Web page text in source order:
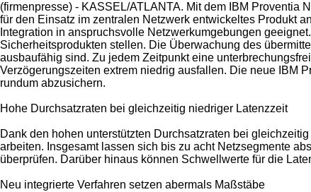
(firmenpresse) - KASSEL/ATLANTA. Mit dem IBM Proventia
für den Einsatz im zentralen Netzwerk entwickeltes Produkt
Integration in anspruchsvolle Netzwerkumgebungen
Sicherheitsprodukten stellen. Die Überwachung des
ausbaufähig sind. Zu jedem Zeitpunkt eine
Verzögerungszeiten extrem niedrig ausfallen. Die neue IBM
rundum abzusichern.
Hohe Durchsatzraten bei gleichzeitig niedriger Latenzzeit
Dank den hohen unterstützten Durchsatzraten bei
arbeiten. Insgesamt lassen sich bis zu acht Netzsegmente
überprüfen. Darüber hinaus können Schwellwerte für die
Neu integrierte Verfahren setzen abermals Maßstäbe